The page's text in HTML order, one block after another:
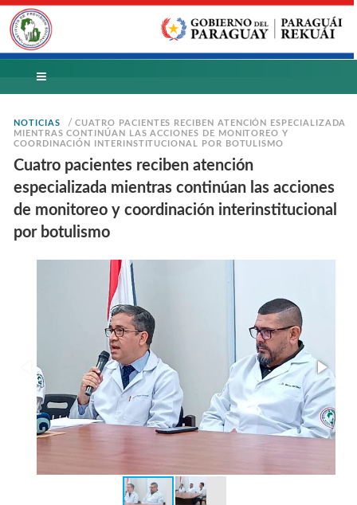
NOTICIAS /CUATRO PACIENTES RECIBEN ATENCIÓN ESPECIALIZADA
MIENTRAS CONTINÚAN LAS ACCIONES DE MONITOREO Y
COORDINACIÓN INTERINSTITUCIONAL POR BOTULISMO
Cuatro pacientes reciben atención
especializada mientras continúan las acciones
de monitoreo y coordinación interinstitucional
por botulismo